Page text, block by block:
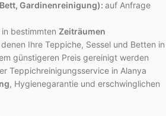
Gardinenreinigung): auf Anfrage
bestimmten Zeiträumen
Ihre Teppiche, Sessel und Betten in
günstigeren Preis gereinigt werden
Teppichreinigungsservice in Alanya
, Hygienegarantie und erschwinglichen